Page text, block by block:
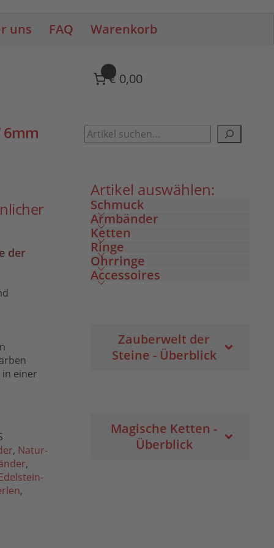
uns FAQ Warenkorb
6mm
der
in einer
, Natur-
,
,
€ 0,00
Artikel auswählen:
Schmuck
Armbänder
Ketten
Ringe
Ohrringe
Accessoires
Zauberwelt der
Steine - Überblick
Magische Ketten -
Überblick